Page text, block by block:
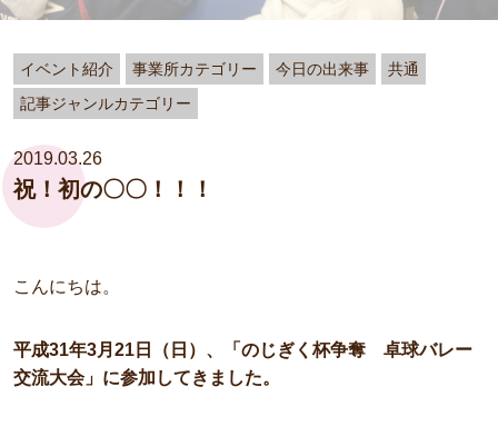
イベント紹介 事業所カテゴリー 今日の出来事
共通
記事ジャンルカテゴリー
2019.03.26
祝！初の〇〇！！！
こんにちは。
平成31年3月21日（日）、「のじぎく杯争奪 卓球バレー
交流大会」に参加してきました。